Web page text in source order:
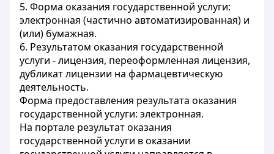
5. Форма оказания государственной услуги:
электронная (частично автоматизированная) и
(или) бумажная.
6. Результатом оказания государственной
услуги - лицензия, переоформленная лицензия,
дубликат лицензии на фармацевтическую
деятельность.
Форма предоставления результата оказания
государственной услуги: электронная.
На портале результат оказания
государственной услуги в оказании